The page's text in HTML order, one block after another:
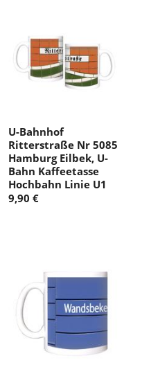
U-Bahnhof
Ritterstraße Nr 5085
Hamburg Eilbek, U-
Bahn Kaffeetasse
Hochbahn Linie U1
9,90 €